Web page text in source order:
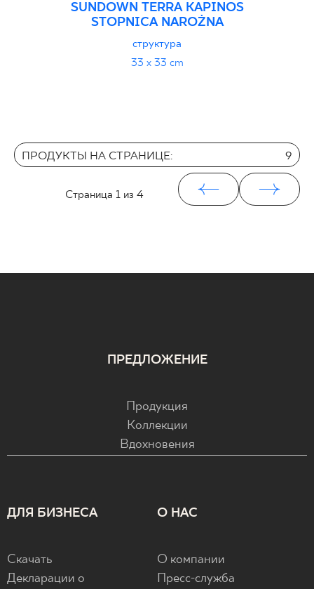
SUNDOWN TERRA KAPINOS
STOPNICA NAROŻNA
структура
33 x 33 cm
ПРОДУКТЫ НА СТРАНИЦЕ: 9
Страница 1 из 4
ПРЕДЛОЖЕНИЕ
Продукция
Коллекции
Вдохновения
ДЛЯ БИЗНЕСА
Скачать
Декларации о
О НАС
О компании
Пресс-служба